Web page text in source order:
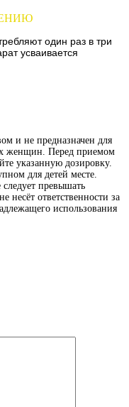
один раз в три
усваивается
и не предназначен для
женщин. Перед приемом
указанную дозировку.
для детей месте.
превышать
несёт ответственности за
использования